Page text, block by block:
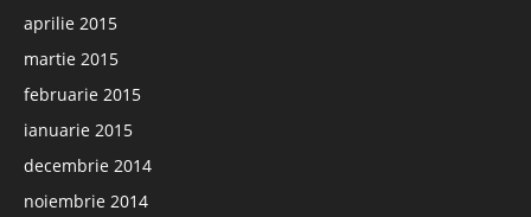
aprilie 2015
martie 2015
februarie 2015
ianuarie 2015
decembrie 2014
noiembrie 2014